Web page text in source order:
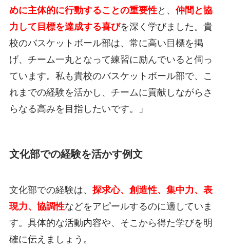
めに主体的に行動することの重要性と、 仲間と協
力して目標を達成する喜びを深く学びました。貴
校のバスケットボール部は、常に高い目標を掲
げ、チーム一丸となって練習に励んでいると伺っ
ています。私も貴校のバスケットボール部で、こ
れまでの経験を活かし、チームに貢献しながらさ
らなる高みを目指したいです。」
文化部での経験を活かす例文
文化部での経験は、 探求心、創造性、集中力、表
現力、協調性などをアピールするのに適していま
す。具体的な活動内容や、そこから得た学びを明
確に伝えましょう。